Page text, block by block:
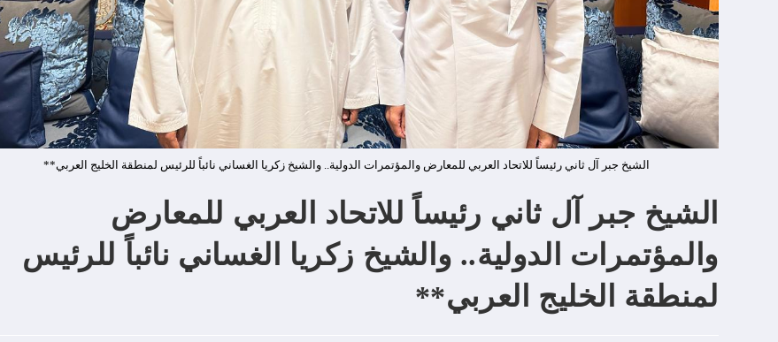
الشيخ جبر آل ثاني رئيساً للاتحاد العربي للمعارض والمؤتمرات الدولية.. والشيخ زكريا الغساني نائباً للرئيس لمنطقة الخليج العربي**
الشيخ جبر آل ثاني رئيساً للاتحاد العربي للمعارض
والمؤتمرات الدولية.. والشيخ زكريا الغساني نائباً للرئيس
لمنطقة الخليج العربي**